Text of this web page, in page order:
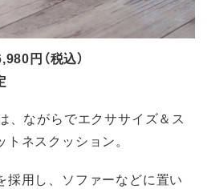
円（税込）
、ながらでエクササイズ＆ス
ネスクッション。
採用し、ソファーなどに置い